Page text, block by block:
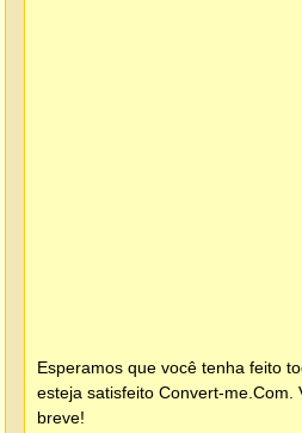
Esperamos que você tenha feito
esteja satisfeito Convert-me.Com
breve!